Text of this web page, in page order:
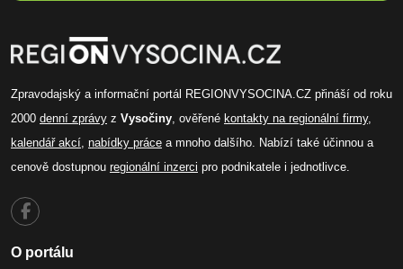
Zpravodajský a informační portál REGIONVYSOCINA.CZ přináší od roku
2000 denní zprávy z Vysočiny , ověřené kontakty na regionální firmy,
kalendář akcí nabídky práce a mnoho dalšího. Nabízí také účinnou a
cenově dostupnou regionální inzerci pro podnikatele i jednotlivce.
O portálu